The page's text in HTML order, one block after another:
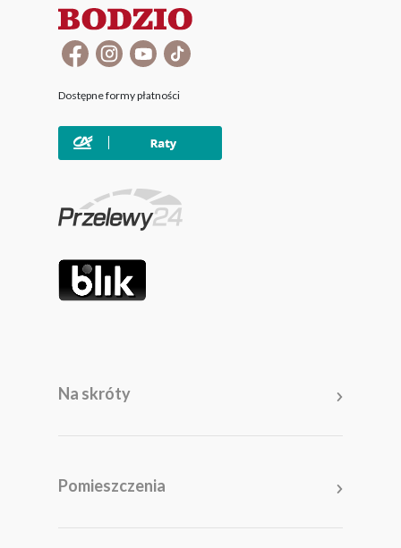
Dostępne formy płatności
Na skróty
Pomieszczenia